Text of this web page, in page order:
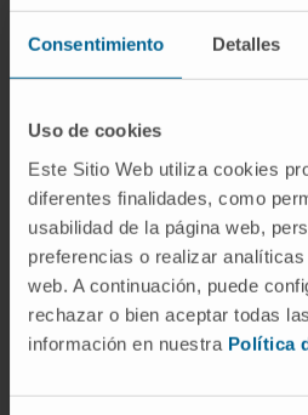
Consentimiento Detalles
Uso de cookies
Este Sitio Web utiliza cookies
diferentes finalidades, como
usabilidad de la página web,
preferencias o realizar
web. A continuación, puede
rechazar o bien aceptar todas
información en nuestra Política
significativo na
vez que se trata de
atividade laboral.
Qual é o
discal?
Se a indicação for
cirurgia discal for
sucesso superiores a